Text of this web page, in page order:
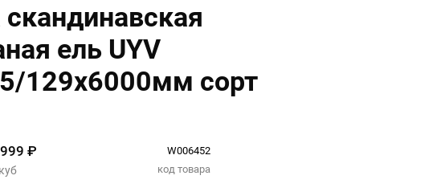
ель UYV
129х6000мм сорт
₽ W006452
код товара